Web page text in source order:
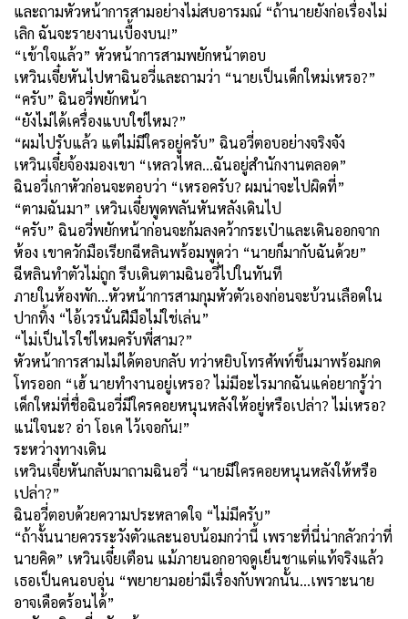
และถามหัวหน้าการสามอย่างไม่สบอารมณ์ “ถ้านายยังก่อเรื่องไม่
เลิก ฉันจะรายงานเบื้องบน!”
“เข้าใจแล้ว” หัวหน้าการสามพยักหน้าตอบ
เหวินเจี๋ยหันไปหาฉินอวี่และถามว่า “นายเป็นเด็กใหม่เหรอ?”
“ครับ” ฉินอวี่พยักหน้า
“ยังไม่ได้เครื่องแบบใช่ไหม?”
“ผมไปรับแล้ว แต่ไม่มีใครอยู่ครับ” ฉินอวี่ตอบอย่างจริงจัง
เหวินเจี๋ยจ้องมองเขา “เหลวไหล...ฉันอยู่สำนักงานตลอด”
ฉินอวี่เกาหัวก่อนจะตอบว่า “เหรอครับ? ผมน่าจะไปผิดที่”
“ตามฉันมา” เหวินเจี๋ยพูดพลันหันหลังเดินไป
“ครับ” ฉินอวี่พยักหน้าก่อนจะก้มลงคว้ากระเป๋าและเดินออกจาก
ห้อง เขาควักมือเรียกฉีหลินพร้อมพูดว่า “นายก็มากับฉันด้วย”
ฉีหลินทำตัวไม่ถูก รีบเดินตามฉินอวี่ไปในทันที
ภายในห้องพัก...หัวหน้าการสามกุมหัวตัวเองก่อนจะบ้วนเลือดใน
ปากทิ้ง “ไอ้เวรนั่นฝีมือไม่ใช่เล่น”
“ไม่เป็นไรใช่ไหมครับพี่สาม?”
หัวหน้าการสามไม่ได้ตอบกลับ ทว่าหยิบโทรศัพท์ขึ้นมาพร้อมกด
โทรออก “เฮ้ นายทำงานอยู่เหรอ? ไม่มีอะไรมากฉันแค่อยากรู้ว่า
เด็กใหม่ที่ชื่อฉินอวี่มีใครคอยหนุนหลังให้อยู่หรือเปล่า? ไม่เหรอ?
แน่ใจนะ? อ่า โอเค ไว้เจอกัน!”
ระหว่างทางเดิน
เหวินเจี๋ยหันกลับมาถามฉินอวี่ “นายมีใครคอยหนุนหลังให้หรือ
เปล่า?”
ฉินอวี่ตอบด้วยความประหลาดใจ “ไม่มีครับ”
“ถ้างั้นนายควรระวังตัวและนอบน้อมกว่านี้ เพราะที่นี่น่ากลัวกว่าที่
นายคิด” เหวินเจี๋ยเตือน แม้ภายนอกอาจดูเย็นชาแต่แท้จริงแล้ว
เธอเป็นคนอบอุ่น “พยายามอย่ามีเรื่องกับพวกนั้น...เพราะนาย
อาจเดือดร้อนได้”